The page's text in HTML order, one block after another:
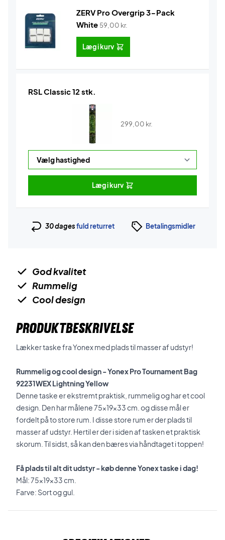
ZERV Pro Overgrip 3-Pack
White 59,00 kr.
Læg i kurv
RSL Classic 12 stk.
299,00 kr.
Læg i kurv
30 dagesfuld returret Betalingsmidler
God kvalitet
Rummelig
Cool design
PRODUKTBESKRIVELSE
Lækker taske fra Yonex med plads til masser af udstyr!
Rummelig og cool design - Yonex Pro Tournament Bag
92231WEX Lightning Yellow
Denne taske er ekstremt praktisk, rummelig og har et cool
design. Den har målene 75x19x33 cm. og disse mål er
fordelt på to store rum. I disse store rum er der plads til
masser af udstyr. Hertil er der i siden af tasken et praktisk
skorum. Til sidst, så kan den bæres via håndtaget i toppen!
Få plads til alt dit udstyr - køb denne Yonex taske i dag!
Mål:75x19x33 cm.
Farve: Sort og gul.